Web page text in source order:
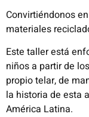
Convirtiéndonos
materiales
Este taller está
niños a partir de
propio telar, de
la historia de esta
América Latina.